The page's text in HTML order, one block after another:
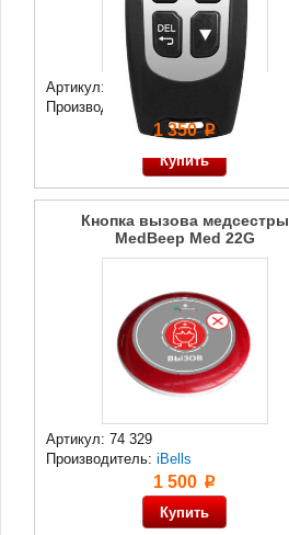
Артикул: 73 984
Производитель:
1 350p
Кнопка вызова медсестры
MedBeep Med 22G
Артикул: 74 329
Производитель: iBells
1 500 p